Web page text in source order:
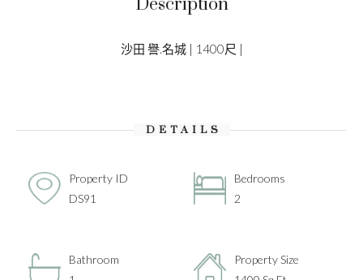
Description
沙田 譽.名城 | 1400尺 |
DETAILS
Property ID
DS91
Bedrooms
2
Bathroom
Property Size